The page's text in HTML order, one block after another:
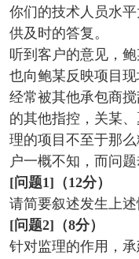
你们的技术人员水
供及时的答复。
听到客户的意见，
也向鲍某反映项目
经常被其他承包商
的其他指控，关某
理的项目不至于那
户一概不知，而问
[问题1] （12分）
请简要叙述发生上
[问题2] （8分）
针对监理的作用，